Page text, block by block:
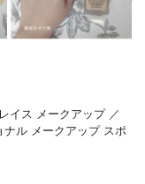
イス メークアップ ／
ル メークアップ スポ